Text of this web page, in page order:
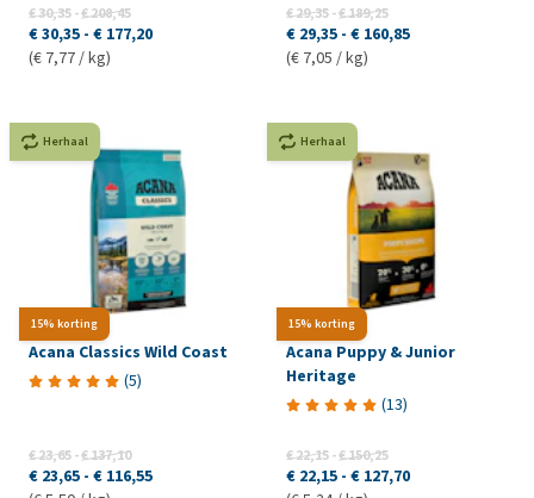
€ 30,35-€ 208,45
€ 30,35 - € 177,20
(€ 7,77 / kg)
€ 29,35-€ 189,25
€ 29,35 - € 160,85
(€ 7,05 / kg)
15% korting
Herhaal
Acana Classics Wild Coast
(5)
€ 23,65-€ 137,10
€ 23,65 - € 116,55
15% korting
Herhaal
Acana Puppy & Junior
Heritage
(13)
€ 22,15-€ 150,25
€ 22,15 - € 127,70